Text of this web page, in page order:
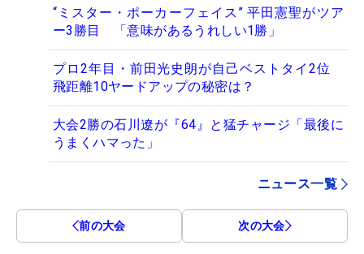
“ミスター・ポーカーフェイス” 平田憲聖がツア
ー3勝目 「意味があるうれしい1勝」
プロ2年目・前田光史朗が自己ベストタイ2位
飛距離10ヤードアップの秘密は？
大会2勝の石川遼が『64』と猛チャージ「最後に
うまくハマった」
ニュース一覧
前の大会 次の大会